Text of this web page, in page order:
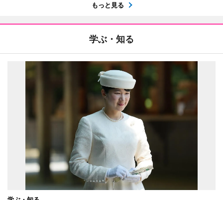
もっと見る
学ぶ・知る